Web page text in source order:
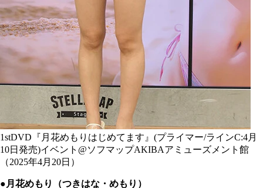
1stDVD『月花めもりはじめてます』(プライマー/ラインC:4月
10日発売)イベント@ソフマップAKIBAアミューズメント館
（2025年4月20日）
●月花めもり（つきはな・めもり）